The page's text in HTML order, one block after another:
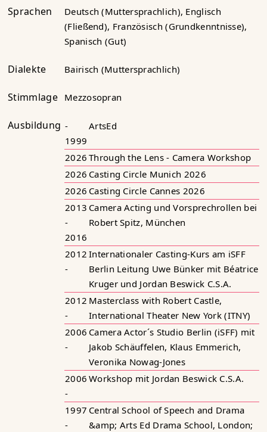
Sprachen
Deutsch (Muttersprachlich), Englisch
(Fließend), Französisch (Grundkenntnisse),
Spanisch (Gut)
Dialekte Bairisch (Muttersprachlich)
Stimmlage Mezzosopran
Ausbildung -
1999
ArtsEd
2026 Through the Lens - Camera Workshop
2026 Casting Circle Munich 2026
2026 Casting Circle Cannes 2026
2013
-
2016
Camera Acting und Vorsprechrollen bei
Robert Spitz, München
2012
-
Internationaler Casting-Kurs am iSFF
Berlin Leitung Uwe Bünker mit Béatrice
Kruger und Jordan Beswick C.S.A.
2012
-
Masterclass with Robert Castle,
International Theater New York (ITNY)
2006
-
Camera Actor´s Studio Berlin (iSFF) mit
Jakob Schäuffelen, Klaus Emmerich,
Veronika Nowag-Jones
2006
-
Workshop mit Jordan Beswick C.S.A.
1997
-
Central School of Speech and Drama
&amp; Arts Ed Drama School, London;